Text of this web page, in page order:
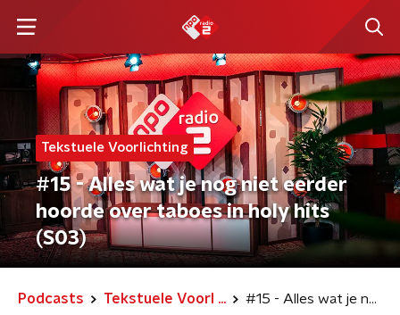
Tekstuele Voorlichting
#15 - Alles wat je nog niet eerder
hoorde over taboes in holy hits
(S03)
Podcasts Tekstuele Voorl ... #15 - Alles wat je nog niet eerder hoorde over taboes in holy hits (S03)